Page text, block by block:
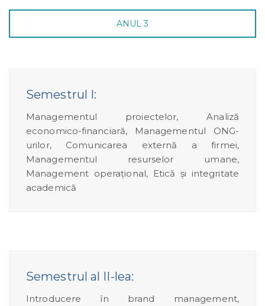
ANUL 3
Semestrul I:
Managementul proiectelor, Analiză
economico-financiară, Managementul ONG-
urilor, Comunicarea externă a firmei,
Managementul resurselor umane,
Management operațional, Etică și integritate
academică
Semestrul al II-lea:
Introducere în brand management,